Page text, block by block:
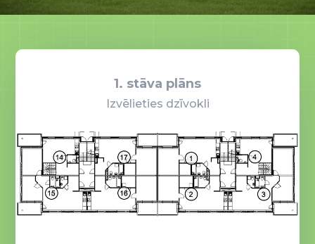
1. stāva plāns
Izvēlieties dzīvokli